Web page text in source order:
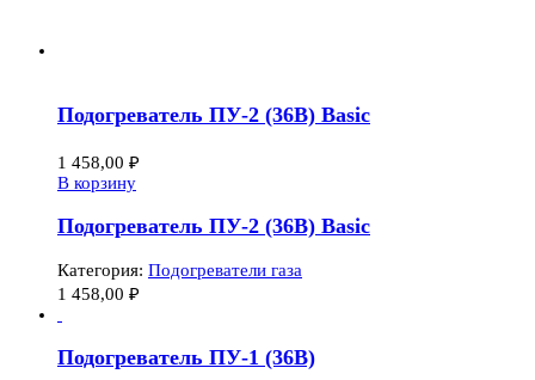
Подогреватель ПУ-2 (36В) Basic
1 458,00 ₽
В корзину
Подогреватель ПУ-2 (36В) Basic
Категория: Подогреватели газа
1 458,00 ₽
Подогреватель ПУ-1 (36В)